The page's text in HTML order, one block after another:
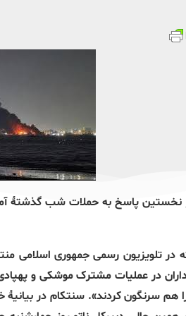
نخستین پاسخ به حملات شب گذشتۀ
در تلویزیون رسمی جمهوری اسلامی